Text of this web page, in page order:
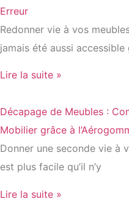
Erreur
Redonner vie à vos
jamais été aussi accessible
Lire la suite »
Décapage de Meubles :
Mobilier grâce à
Donner une seconde vie à
est plus facile qu’il n’y
Lire la suite »